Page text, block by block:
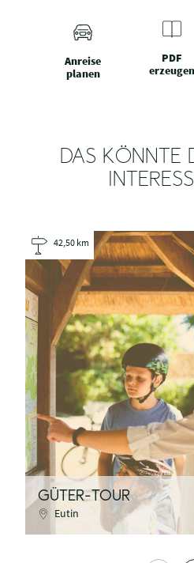
Anreise
planen
PDF
erzeugen
DAS KÖNNTE
42,50 km
GÜTER-TOUR
Eutin